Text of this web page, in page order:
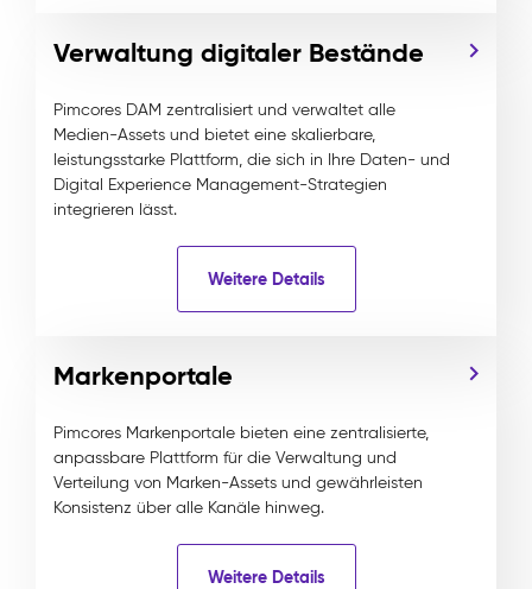
Verwaltung digitaler Bestände
Pimcores DAM zentralisiert und verwaltet alle
Medien-Assets und bietet eine skalierbare,
leistungsstarke Plattform, die sich in Ihre Daten- und
Digital Experience Management-Strategien
integrieren lässt.
Weitere Details
Markenportale
Pimcores Markenportale bieten eine zentralisierte,
anpassbare Plattform für die Verwaltung und
Verteilung von Marken-Assets und gewährleisten
Konsistenz über alle Kanäle hinweg.
Weitere Details